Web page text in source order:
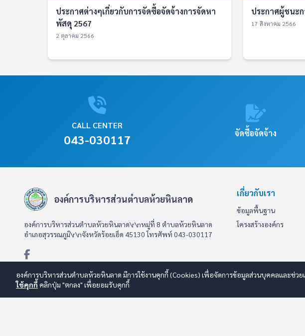
ประกาศต่างๆเกี่ยวกับการจัดซื้อจัดจ้างการจัดหา
พัสดุ 2567
2 ตุลาคม 2566
ประกาศผู้ชนะก
17 สิงหาคม 2566
CALL CENTER
043-030117 จัดซื้อจัดจ้าง
องค์การบริหารส่วนตำบลห้วยหินลาด
องค์การบริหารส่วนตำบลห้วยหินลาด\r\nหมู่ที่ 8 ตำบลห้วยหินลาด
อำเภอสุวรรณภูมิ\r\nจังหวัดร้อยเอ็ด 45130 โทรศัพท์ 043-030117
เกี่ยวกับเรา
ข้อมูลพื้นฐาน
โครงสร้างองค์กร
องค์การบริหารส่วนตำบลห้วยหินลาด มีการใช้งานคุกกี้ (Cookies) เพื่อจัดการข้อมูลส่วนบุคคลและช่ว
ใช้คุกกี้ คลิกปุ่ม "ตกลง" เพื่อยอมรับคุกกี้